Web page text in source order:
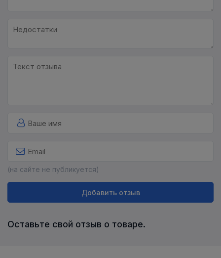
(на сайте не публикуется)
Добавить отзыв
Оставьте свой отзыв о товаре.